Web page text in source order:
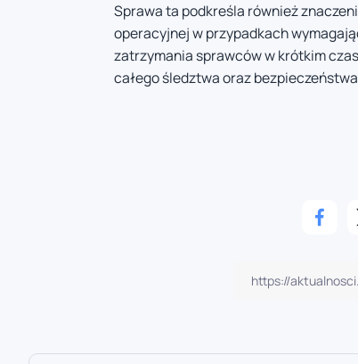
Sprawa ta podkreśla również
operacyjnej w przypadkach
zatrzymania sprawców w krótkim
całego śledztwa oraz